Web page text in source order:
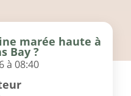
marée haute à
Bay ?
à 08:40